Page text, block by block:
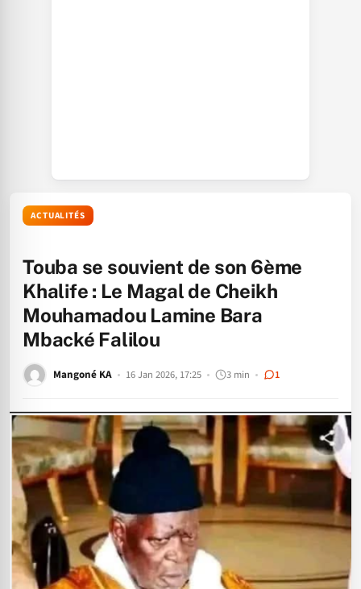
ACTUALITÉS
Touba se souvient de son 6ème
Khalife : Le Magal de Cheikh
Mouhamadou Lamine Bara
Mbacké Falilou
Mangoné KA 16 Jan 2026, 17:25 3 min 1